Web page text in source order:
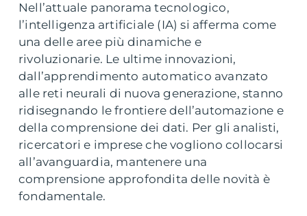
Nell’attuale panorama tecnologico,
l’intelligenza artificiale (IA) si afferma come
una delle aree più dinamiche e
rivoluzionarie. Le ultime innovazioni,
dall’apprendimento automatico avanzato
alle reti neurali di nuova generazione, stanno
ridisegnando le frontiere dell’automazione e
della comprensione dei dati. Per gli analisti,
ricercatori e imprese che vogliono collocarsi
all’avanguardia, mantenere una
comprensione approfondita delle novità è
fondamentale.